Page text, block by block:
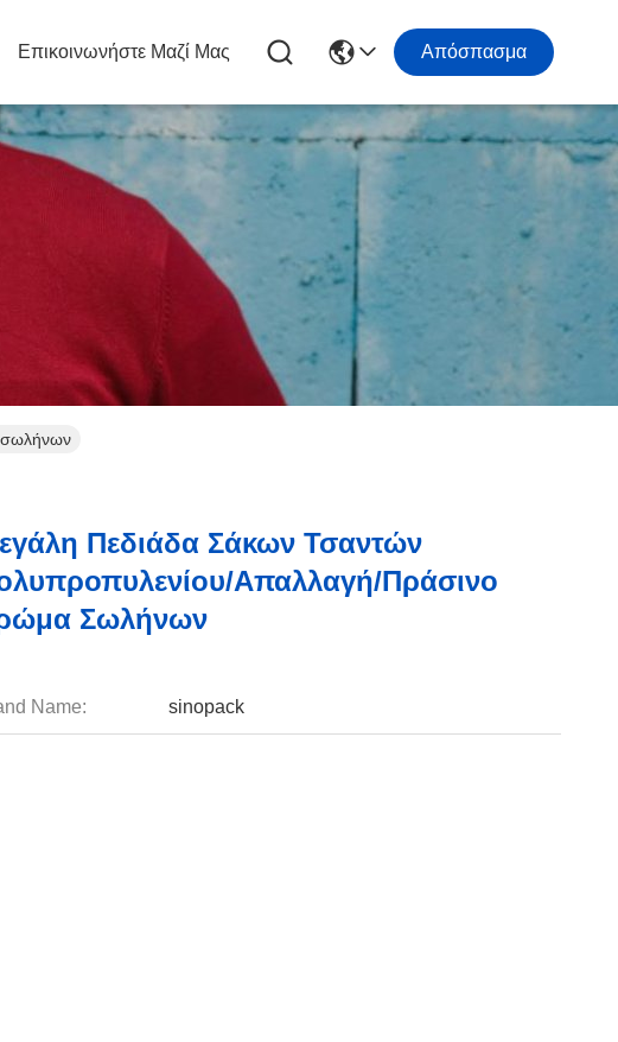
Επικοινωνήστε Μαζί Μας Απόσπασμα
σωλήνων
Πεδιάδα Σάκων Τσαντών
απαλλαγή/πράσινο
Σωλήνων
Name: sinopack